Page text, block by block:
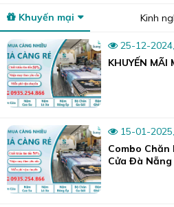
>>Tham khảo thêm các mẫu
Khuyến mại Kinh
25-12-
KHUYẾN MÃI
15-01-
Combo Chăn
Cửa Đà Nẵng